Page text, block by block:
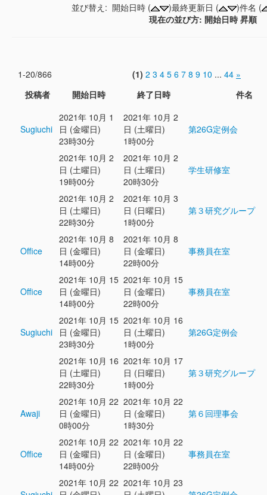
並び替え: 開始日時 ( )最終更新日 (
)件名 (
現在の並び方: 開始日時 昇順
1-20/866 (1) 2 3 4 5 6 7 8 9 10 ... 44 »
投稿者
開始日時 終了日時 件名
Sugiuchi
2021年 10月 1
日 (金曜日)
23時30分
2021年 10月 2
日 (土曜日)
1時00分
第26G定例会
2021年 10月 2
日 (土曜日)
19時00分
2021年 10月 2
日 (土曜日)
20時30分
学生研修室
2021年 10月 2
日 (土曜日)
22時30分
2021年 10月 3
日 (日曜日)
1時00分
第３研究グループ
Office
2021年 10月 8
日 (金曜日)
14時00分
2021年 10月 8
日 (金曜日)
22時00分
事務員在室
Office
2021年 10月 15
日 (金曜日)
14時00分
2021年 10月 15
日 (金曜日)
22時00分
事務員在室
Sugiuchi
2021年 10月 15
日 (金曜日)
23時30分
2021年 10月 16
日 (土曜日)
1時00分
第26G定例会
2021年 10月 16
日 (土曜日)
22時30分
2021年 10月 17
日 (日曜日)
1時00分
第３研究グループ
Awaji
2021年 10月 22
日 (金曜日)
0時00分
2021年 10月 22
日 (金曜日)
1時30分
第６回理事会
Office
2021年 10月 22
日 (金曜日)
14時00分
2021年 10月 22
日 (金曜日)
22時00分
事務員在室
2021年 10月 22 2021年 10月 23